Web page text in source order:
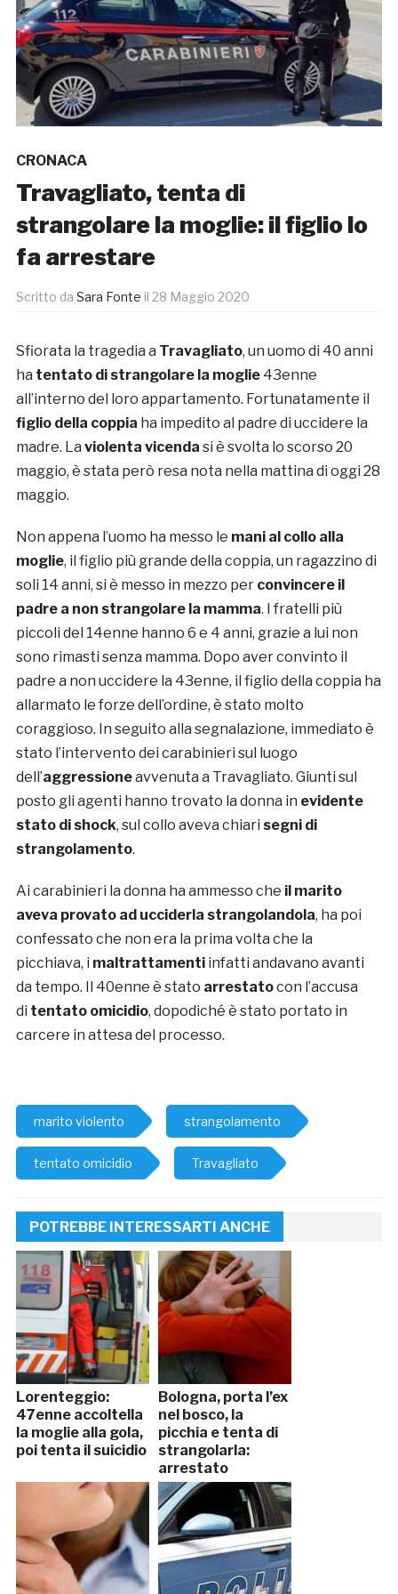
CRONACA
Travagliato, tenta di
strangolare la moglie: il figlio lo
fa arrestare
Scritto da Sara Fonte il 28 Maggio 2020
Sfiorata la tragedia a Travagliato, un uomo di 40 anni
ha tentato di strangolare la moglie43enne
all’interno del loro appartamento. Fortunatamente il
figlio della coppia ha impedito al padre di uccidere la
madre. La violenta vicenda si è svolta lo scorso 20
maggio, è stata però resa nota nella mattina di oggi 28
maggio.
Non appena l’uomo ha messo le mani al collo alla
moglie, il figlio più grande della coppia, un ragazzino di
soli 14 anni, si è messo in mezzo per convincere il
padre a non strangolare la mamma. I fratelli più
piccoli del 14enne hanno 6 e 4 anni, grazie a lui non
sono rimasti senza mamma. Dopo aver convinto il
padre a non uccidere la 43enne, il figlio della coppia ha
allarmato le forze dell’ordine, è stato molto
coraggioso. In seguito alla segnalazione, immediato è
stato l’intervento dei carabinieri sul luogo
dell’aggressioneavvenuta a Travagliato. Giunti sul
posto gli agenti hanno trovato la donna in evidente
stato di shock, sul collo aveva chiari segni di
strangolamento.
Ai carabinieri la donna ha ammesso che il marito
aveva provato ad ucciderla strangolandola, ha poi
confessato che non era la prima volta che la
picchiava, i maltrattamentiinfatti andavano avanti
da tempo. Il 40enne è stato arrestatocon l’accusa
di tentato omicidio, dopodiché è stato portato in
carcere in attesa del processo.
marito violento strangolamento
tentato omicidio Travagliato
POTREBBE INTERESSARTI ANCHE
Lorenteggio:
47enne accoltella
la moglie alla gola,
poi tenta il suicidio
Bologna, porta l’ex
nel bosco, la
picchia e tenta di
strangolarla:
arrestato